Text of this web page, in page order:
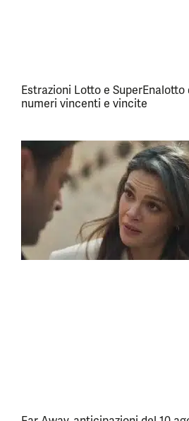
Estrazioni Lotto e
numeri vincenti e vincite